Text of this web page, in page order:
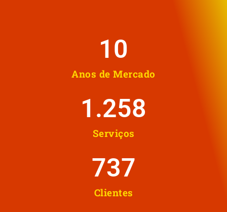
Anos de Mercado
10
Serviços
1.258
Clientes
737